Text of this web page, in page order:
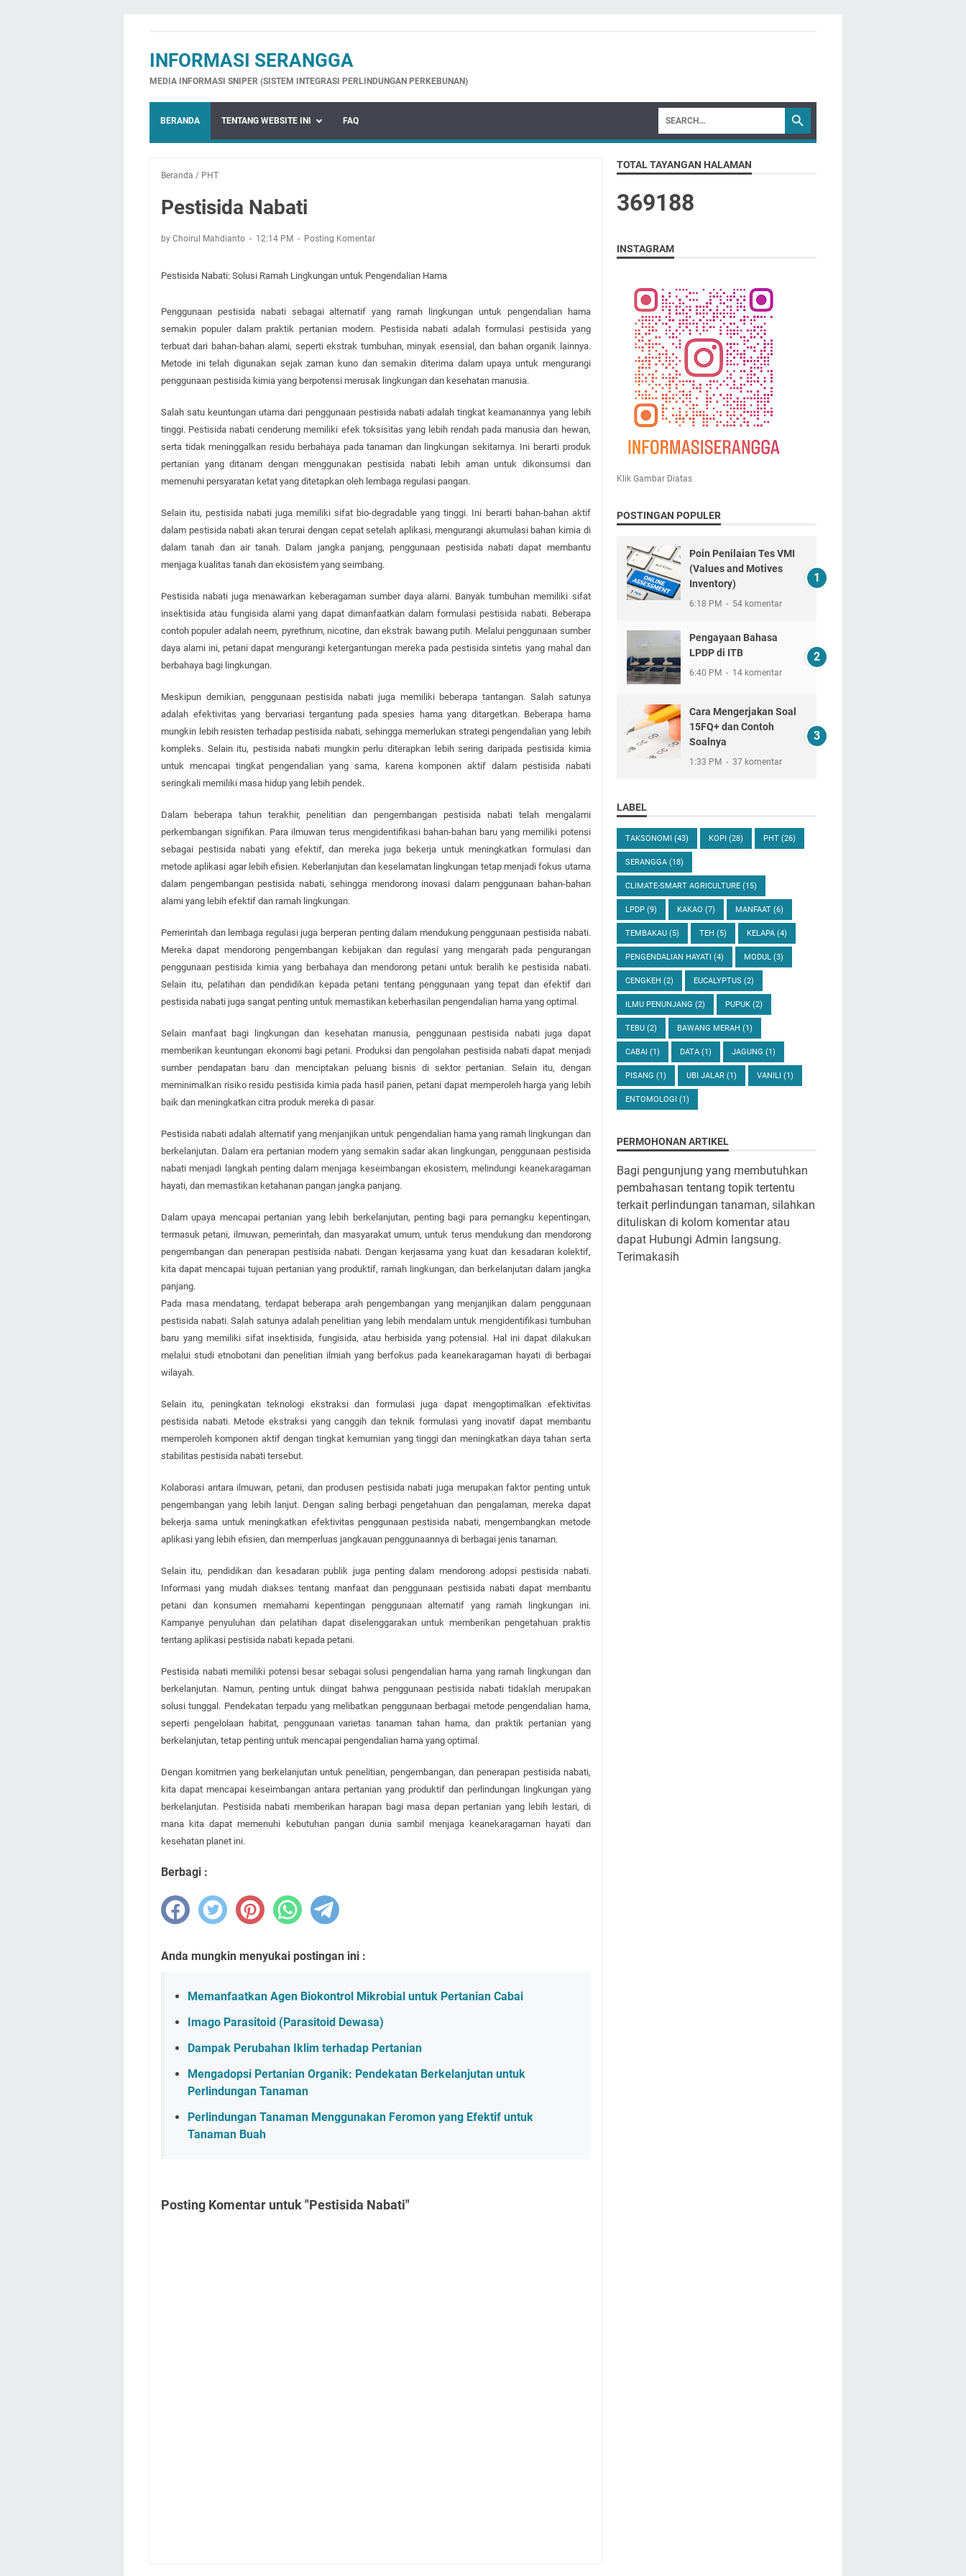
INFORMASI SERANGGA
MEDIA INFORMASI SNIPER (SISTEM INTEGRASI PERLINDUNGAN PERKEBUNAN)
BERANDA TENTANG WEBSITE INI FAQ
Beranda / PHT
Pestisida Nabati
by Choirul Mahdianto 12:14 PM Posting Komentar
Pestisida Nabati: Solusi Ramah Lingkungan untuk Pengendalian Hama
Penggunaan pestisida nabati sebagai alternatif yang ramah lingkungan untuk pengendalian hama
semakin populer dalam praktik pertanian modern. Pestisida nabati adalah formulasi pestisida yang
terbuat dari bahan-bahan alami, seperti ekstrak tumbuhan, minyak esensial, dan bahan organik lainnya.
Metode ini telah digunakan sejak zaman kuno dan semakin diterima dalam upaya untuk mengurangi
penggunaan pestisida kimia yang berpotensi merusak lingkungan dan kesehatan manusia.
Salah satu keuntungan utama dari penggunaan pestisida nabati adalah tingkat keamanannya yang lebih
tinggi. Pestisida nabati cenderung memiliki efek toksisitas yang lebih rendah pada manusia dan hewan,
serta tidak meninggalkan residu berbahaya pada tanaman dan lingkungan sekitarnya. Ini berarti produk
pertanian yang ditanam dengan menggunakan pestisida nabati lebih aman untuk dikonsumsi dan
memenuhi persyaratan ketat yang ditetapkan oleh lembaga regulasi pangan.
Selain itu, pestisida nabati juga memiliki sifat bio-degradable yang tinggi. Ini berarti bahan-bahan aktif
dalam pestisida nabati akan terurai dengan cepat setelah aplikasi, mengurangi akumulasi bahan kimia di
dalam tanah dan air tanah. Dalam jangka panjang, penggunaan pestisida nabati dapat membantu
menjaga kualitas tanah dan ekosistem yang seimbang.
Pestisida nabati juga menawarkan keberagaman sumber daya alami. Banyak tumbuhan memiliki sifat
insektisida atau fungisida alami yang dapat dimanfaatkan dalam formulasi pestisida nabati. Beberapa
contoh populer adalah neem, pyrethrum, nicotine, dan ekstrak bawang putih. Melalui penggunaan sumber
daya alami ini, petani dapat mengurangi ketergantungan mereka pada pestisida sintetis yang mahal dan
berbahaya bagi lingkungan.
Meskipun demikian, penggunaan pestisida nabati juga memiliki beberapa tantangan. Salah satunya
adalah efektivitas yang bervariasi tergantung pada spesies hama yang ditargetkan. Beberapa hama
mungkin lebih resisten terhadap pestisida nabati, sehingga memerlukan strategi pengendalian yang lebih
kompleks. Selain itu, pestisida nabati mungkin perlu diterapkan lebih sering daripada pestisida kimia
untuk mencapai tingkat pengendalian yang sama, karena komponen aktif dalam pestisida nabati
seringkali memiliki masa hidup yang lebih pendek.
Dalam beberapa tahun terakhir, penelitian dan pengembangan pestisida nabati telah mengalami
perkembangan signifikan. Para ilmuwan terus mengidentifikasi bahan-bahan baru yang memiliki potensi
sebagai pestisida nabati yang efektif, dan mereka juga bekerja untuk meningkatkan formulasi dan
metode aplikasi agar lebih efisien. Keberlanjutan dan keselamatan lingkungan tetap menjadi fokus utama
dalam pengembangan pestisida nabati, sehingga mendorong inovasi dalam penggunaan bahan-bahan
alami yang lebih efektif dan ramah lingkungan.
Pemerintah dan lembaga regulasi juga berperan penting dalam mendukung penggunaan pestisida nabati.
Mereka dapat mendorong pengembangan kebijakan dan regulasi yang mengarah pada pengurangan
penggunaan pestisida kimia yang berbahaya dan mendorong petani untuk beralih ke pestisida nabati.
Selain itu, pelatihan dan pendidikan kepada petani tentang penggunaan yang tepat dan efektif dari
pestisida nabati juga sangat penting untuk memastikan keberhasilan pengendalian hama yang optimal.
Selain manfaat bagi lingkungan dan kesehatan manusia, penggunaan pestisida nabati juga dapat
memberikan keuntungan ekonomi bagi petani. Produksi dan pengolahan pestisida nabati dapat menjadi
sumber pendapatan baru dan menciptakan peluang bisnis di sektor pertanian. Selain itu, dengan
meminimalkan risiko residu pestisida kimia pada hasil panen, petani dapat memperoleh harga yang lebih
baik dan meningkatkan citra produk mereka di pasar.
Pestisida nabati adalah alternatif yang menjanjikan untuk pengendalian hama yang ramah lingkungan dan
berkelanjutan. Dalam era pertanian modern yang semakin sadar akan lingkungan, penggunaan pestisida
nabati menjadi langkah penting dalam menjaga keseimbangan ekosistem, melindungi keanekaragaman
hayati, dan memastikan ketahanan pangan jangka panjang.
Dalam upaya mencapai pertanian yang lebih berkelanjutan, penting bagi para pemangku kepentingan,
termasuk petani, ilmuwan, pemerintah, dan masyarakat umum, untuk terus mendukung dan mendorong
pengembangan dan penerapan pestisida nabati. Dengan kerjasama yang kuat dan kesadaran kolektif,
kita dapat mencapai tujuan pertanian yang produktif, ramah lingkungan, dan berkelanjutan dalam jangka
panjang.
Pada masa mendatang, terdapat beberapa arah pengembangan yang menjanjikan dalam penggunaan
pestisida nabati. Salah satunya adalah penelitian yang lebih mendalam untuk mengidentifikasi tumbuhan
baru yang memiliki sifat insektisida, fungisida, atau herbisida yang potensial. Hal ini dapat dilakukan
melalui studi etnobotani dan penelitian ilmiah yang berfokus pada keanekaragaman hayati di berbagai
wilayah.
Selain itu, peningkatan teknologi ekstraksi dan formulasi juga dapat mengoptimalkan efektivitas
pestisida nabati. Metode ekstraksi yang canggih dan teknik formulasi yang inovatif dapat membantu
memperoleh komponen aktif dengan tingkat kemurnian yang tinggi dan meningkatkan daya tahan serta
stabilitas pestisida nabati tersebut.
Kolaborasi antara ilmuwan, petani, dan produsen pestisida nabati juga merupakan faktor penting untuk
pengembangan yang lebih lanjut. Dengan saling berbagi pengetahuan dan pengalaman, mereka dapat
bekerja sama untuk meningkatkan efektivitas penggunaan pestisida nabati, mengembangkan metode
aplikasi yang lebih efisien, dan memperluas jangkauan penggunaannya di berbagai jenis tanaman.
Selain itu, pendidikan dan kesadaran publik juga penting dalam mendorong adopsi pestisida nabati.
Informasi yang mudah diakses tentang manfaat dan penggunaan pestisida nabati dapat membantu
petani dan konsumen memahami kepentingan penggunaan alternatif yang ramah lingkungan ini.
Kampanye penyuluhan dan pelatihan dapat diselenggarakan untuk memberikan pengetahuan praktis
tentang aplikasi pestisida nabati kepada petani.
Pestisida nabati memiliki potensi besar sebagai solusi pengendalian hama yang ramah lingkungan dan
berkelanjutan. Namun, penting untuk diingat bahwa penggunaan pestisida nabati tidaklah merupakan
solusi tunggal. Pendekatan terpadu yang melibatkan penggunaan berbagai metode pengendalian hama,
seperti pengelolaan habitat, penggunaan varietas tanaman tahan hama, dan praktik pertanian yang
berkelanjutan, tetap penting untuk mencapai pengendalian hama yang optimal.
Dengan komitmen yang berkelanjutan untuk penelitian, pengembangan, dan penerapan pestisida nabati,
kita dapat mencapai keseimbangan antara pertanian yang produktif dan perlindungan lingkungan yang
berkelanjutan. Pestisida nabati memberikan harapan bagi masa depan pertanian yang lebih lestari, di
mana kita dapat memenuhi kebutuhan pangan dunia sambil menjaga keanekaragaman hayati dan
kesehatan planet ini.
Berbagi :
Anda mungkin menyukai postingan ini :
Memanfaatkan Agen Biokontrol Mikrobial untuk Pertanian Cabai
Imago Parasitoid (Parasitoid Dewasa)
Dampak Perubahan Iklim terhadap Pertanian
Mengadopsi Pertanian Organik: Pendekatan Berkelanjutan untuk
Perlindungan Tanaman
Perlindungan Tanaman Menggunakan Feromon yang Efektif untuk
Tanaman Buah
Posting Komentar untuk "Pestisida Nabati"
TOTAL TAYANGAN HALAMAN
369188
INSTAGRAM
Klik Gambar Diatas
POSTINGAN POPULER
Poin Penilaian Tes VMI
(Values and Motives
Inventory)
6:18 PM 54 komentar
Pengayaan Bahasa
LPDP di ITB
6:40 PM 14 komentar
Cara Mengerjakan Soal
15FQ+ dan Contoh
Soalnya
1:33 PM 37 komentar
LABEL
TAKSONOMI (43) KOPI (28) PHT (26)
SERANGGA (18)
CLIMATE-SMART AGRICULTURE (15)
LPDP (9) KAKAO (7) MANFAAT (6)
TEMBAKAU (5) TEH (5) KELAPA (4)
PENGENDALIAN HAYATI (4) MODUL (3)
CENGKEH (2) EUCALYPTUS (2)
ILMU PENUNJANG (2) PUPUK (2)
TEBU (2) BAWANG MERAH (1)
CABAI (1) DATA (1) JAGUNG (1)
PISANG (1) UBI JALAR (1) VANILI (1)
ENTOMOLOGI (1)
PERMOHONAN ARTIKEL
Bagi pengunjung yang membutuhkan
pembahasan tentang topik tertentu
terkait perlindungan tanaman, silahkan
dituliskan di kolom komentar atau
dapat Hubungi Admin langsung.
Terimakasih